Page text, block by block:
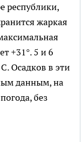
республики,
жаркая
+31°. 5 и 6
Осадков в эти
данным, на
без